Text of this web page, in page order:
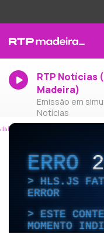
RTP Notícias
Madeira)
Emissão em
Notícias
ERRO
HLS.JS
ERROR
ESTE
MOMENTO